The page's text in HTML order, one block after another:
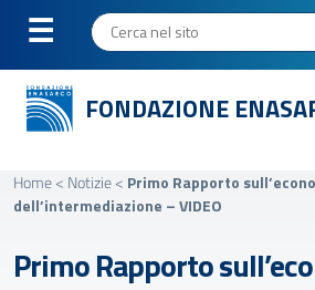
FONDAZIONE
Home< Notizie< Primo Rapporto
dell’intermediazione – VIDEO
Primo Rapporto